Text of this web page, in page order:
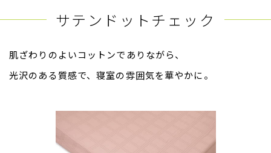
サテンドットチェック
肌ざわりのよいコットンでありながら、
光沢のある質感で、寝室の雰囲気を華やかに。